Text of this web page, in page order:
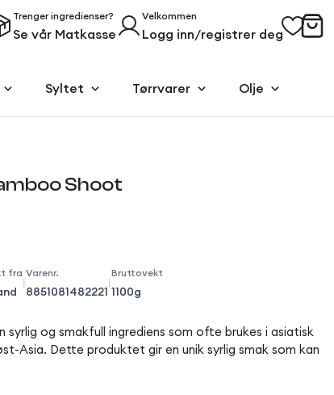
Trenger ingredienser?
Se vår Matkasse
Velkommen
Logg inn/registrer deg
Syltet Tørrvarer Olje
Shoot
fra
|
Varenr.
8851081482221
|
Bruttovekt
1100g
syrlig og smakfull ingrediens som ofte brukes i asiatisk
Asia. Dette produktet gir en unik syrlig smak som kan